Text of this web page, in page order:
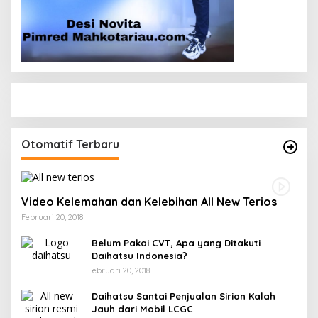
Otomatif Terbaru
Video Kelemahan dan Kelebihan All New Terios
Februari 20, 2018
Belum Pakai CVT, Apa yang Ditakuti
Daihatsu Indonesia?
Februari 20, 2018
Daihatsu Santai Penjualan Sirion Kalah
Jauh dari Mobil LCGC